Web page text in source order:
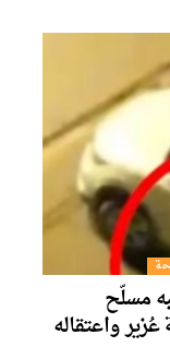
مسلّح
واعتقاله